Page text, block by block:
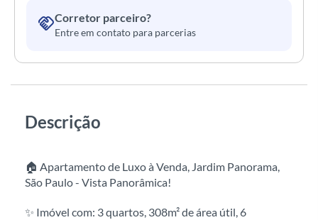
handshakeCorretor parceiro?
Entre em contato para parcerias
Descrição
🏠 Apartamento de Luxo à Venda, Jardim Panorama,
São Paulo - Vista Panorâmica!
✨ Imóvel com: 3 quartos, 308m² de área útil, 6